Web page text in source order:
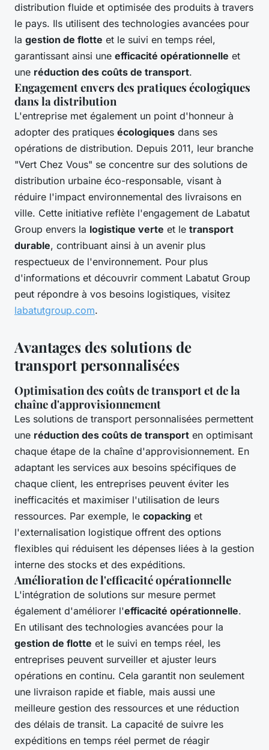
distribution fluide et optimisée des produits à travers
le pays. Ils utilisent des technologies avancées pour
la gestion de flotte et le suivi en temps réel,
garantissant ainsi une efficacité opérationnelle et
une réduction des coûts de transport.
Engagement envers des pratiques écologiques
dans la distribution
L'entreprise met également un point d'honneur à
adopter des pratiques écologiques dans ses
opérations de distribution. Depuis 2011, leur branche
"Vert Chez Vous" se concentre sur des solutions de
distribution urbaine éco-responsable, visant à
réduire l'impact environnemental des livraisons en
ville. Cette initiative reflète l'engagement de Labatut
Group envers la logistique verte et le transport
durable, contribuant ainsi à un avenir plus
respectueux de l'environnement. Pour plus
d'informations et découvrir comment Labatut Group
peut répondre à vos besoins logistiques, visitez
labatutgroup.com.
Avantages des solutions de
transport personnalisées
Optimisation des coûts de transport et de la
chaîne d'approvisionnement
Les solutions de transport personnalisées permettent
une réduction des coûts de transport en optimisant
chaque étape de la chaîne d'approvisionnement. En
adaptant les services aux besoins spécifiques de
chaque client, les entreprises peuvent éviter les
inefficacités et maximiser l'utilisation de leurs
ressources. Par exemple, le copacking et
l'externalisation logistique offrent des options
flexibles qui réduisent les dépenses liées à la gestion
interne des stocks et des expéditions.
Amélioration de l'efficacité opérationnelle
L'intégration de solutions sur mesure permet
également d'améliorer l'efficacité opérationnelle.
En utilisant des technologies avancées pour la
gestion de flotte et le suivi en temps réel, les
entreprises peuvent surveiller et ajuster leurs
opérations en continu. Cela garantit non seulement
une livraison rapide et fiable, mais aussi une
meilleure gestion des ressources et une réduction
des délais de transit. La capacité de suivre les
expéditions en temps réel permet de réagir